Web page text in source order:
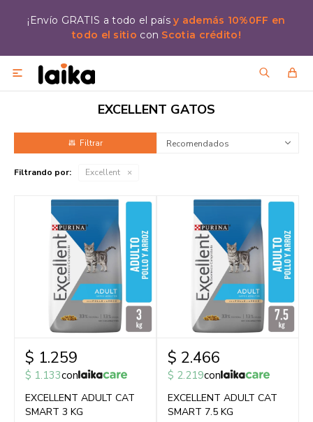
¡Envío GRATIS a todo el paísy además 10%0FF en
todo el sitio con Scotia crédito!

EXCELLENT GATOS
Recomendados
Filtrando por: Excellent
$ 1.259
$ 1.133con
EXCELLENT ADULT CAT
SMART 3 KG
$ 2.466
$ 2.219con
EXCELLENT ADULT CAT
SMART 7.5 KG